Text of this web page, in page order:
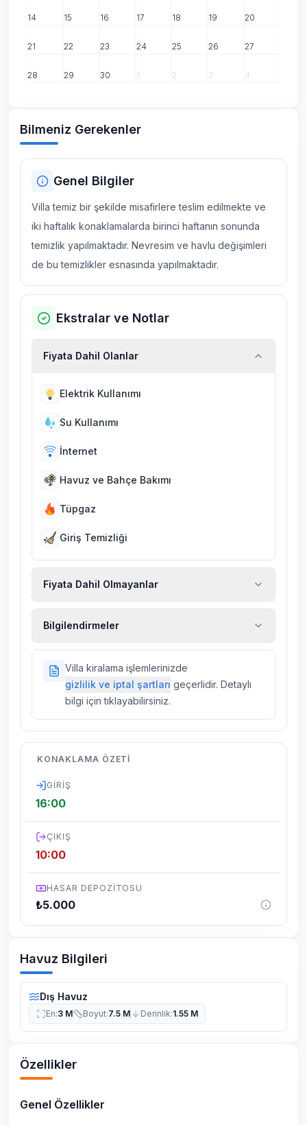
14 15 16 17 18 19 20
21 22 23 24 25 26 27
28 29 30 1 2 3 4
Bilmeniz Gerekenler
Genel Bilgiler
Villa temiz bir şekilde misafirlere teslim edilmekte ve
iki haftalık konaklamalarda birinci haftanın sonunda
temizlik yapılmaktadır. Nevresim ve havlu değişimleri
de bu temizlikler esnasında yapılmaktadır.
Ekstralar ve Notlar
Fiyata Dahil Olanlar
Elektrik Kullanımı
Su Kullanımı
İnternet
Havuz ve Bahçe Bakımı
Tüpgaz
Giriş Temizliği
Fiyata Dahil Olmayanlar
sigortaları fiyatlara dahil değildir.
Bilgilendirmeler
villalarımızda düzenli olarak ilaçlama
yapılmaktadır. Buna rağmen çevrede
kelebek, böcek, sinek vs. bulunma ihtimali
dönemsel olarak altyapı çalışmaları
yapılabilmektedir. Bu çalışma nedeniyle yol
Villa kiralama işlemlerinizde
gizlilik ve iptal şartları geçerlidir. Detaylı
bilgi için tıklayabilirsiniz.
KONAKLAMA ÖZETI
GIRIŞ
16:00
ÇIKIŞ
10:00
HASAR DEPOZITOSU
₺5.000
Havuz Bilgileri
Dış Havuz
En:3 M Boyut:7.5 M Derinlik:1.55 M
Özellikler
Genel Özellikler